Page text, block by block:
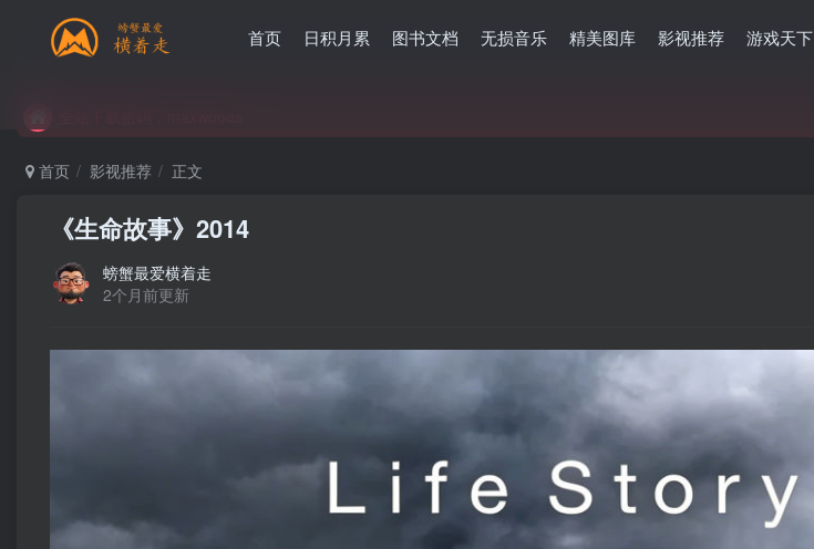
首页 日积月累 图书文档 无损音乐 精美图库 影视推荐 游戏天下
全站下载密码：maxwoods
首页 影视推荐 正文
《生命故事》2014
螃蟹最爱横着走
2个月前更新